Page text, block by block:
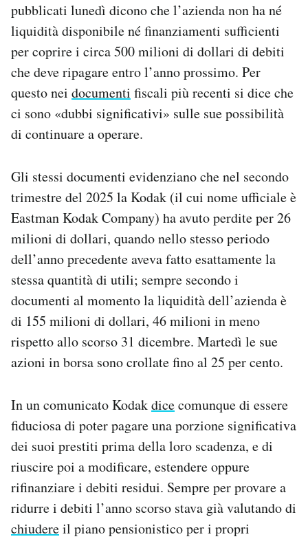
pubblicati lunedì dicono che l’azienda non ha né
liquidità disponibile né finanziamenti sufficienti
per coprire i circa 500 milioni di dollari di debiti
che deve ripagare entro l’anno prossimo. Per
questo nei documenti fiscali più recenti si dice che
ci sono «dubbi significativi» sulle sue possibilità
di continuare a operare.
Gli stessi documenti evidenziano che nel secondo
trimestre del 2025 la Kodak (il cui nome ufficiale è
Eastman Kodak Company) ha avuto perdite per 26
milioni di dollari, quando nello stesso periodo
dell’anno precedente aveva fatto esattamente la
stessa quantità di utili; sempre secondo i
documenti al momento la liquidità dell’azienda è
di 155 milioni di dollari, 46 milioni in meno
rispetto allo scorso 31 dicembre. Martedì le sue
azioni in borsa sono crollate fino al 25 per cento.
In un comunicato Kodakdicecomunque di essere
fiduciosa di poter pagare una porzione significativa
dei suoi prestiti prima della loro scadenza, e di
riuscire poi a modificare, estendere oppure
rifinanziare i debiti residui. Sempre per provare a
ridurre i debiti l’anno scorso stava già valutando di
chiudereil piano pensionistico per i propri